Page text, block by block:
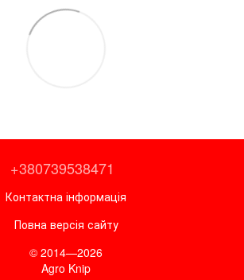
+380739538471
Контактна інформація
Повна версія сайту
© 2014—2026
Agro Knip